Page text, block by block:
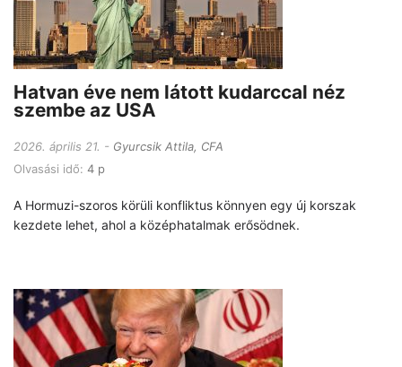
Hatvan éve nem látott kudarccal néz
szembe az USA
2026. április 21.
Gyurcsik Attila, CFA
Olvasási idő: 4 p
A Hormuzi-szoros körüli konfliktus könnyen egy új korszak
kezdete lehet, ahol a középhatalmak erősödnek.